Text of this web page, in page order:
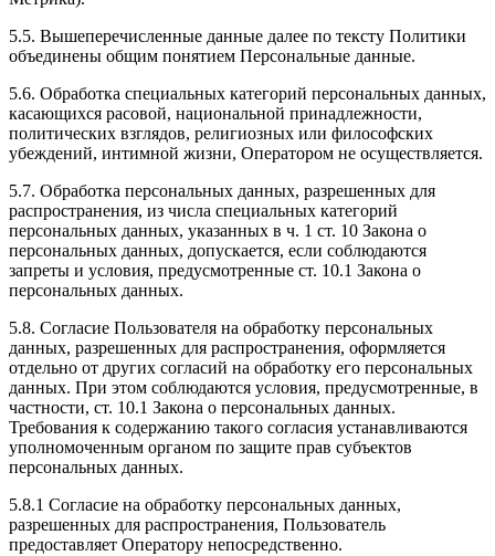
5.5. Вышеперечисленные данные далее по тексту Политики
объединены общим понятием Персональные данные.
5.6. Обработка специальных категорий персональных данных,
касающихся расовой, национальной принадлежности,
политических взглядов, религиозных или философских
убеждений, интимной жизни, Оператором не осуществляется.
5.7. Обработка персональных данных, разрешенных для
распространения, из числа специальных категорий
персональных данных, указанных в ч. 1 ст. 10 Закона о
персональных данных, допускается, если соблюдаются
запреты и условия, предусмотренные ст. 10.1 Закона о
персональных данных.
5.8. Согласие Пользователя на обработку персональных
данных, разрешенных для распространения, оформляется
отдельно от других согласий на обработку его персональных
данных. При этом соблюдаются условия, предусмотренные, в
частности, ст. 10.1 Закона о персональных данных.
Требования к содержанию такого согласия устанавливаются
уполномоченным органом по защите прав субъектов
персональных данных.
5.8.1 Согласие на обработку персональных данных,
разрешенных для распространения, Пользователь
предоставляет Оператору непосредственно.